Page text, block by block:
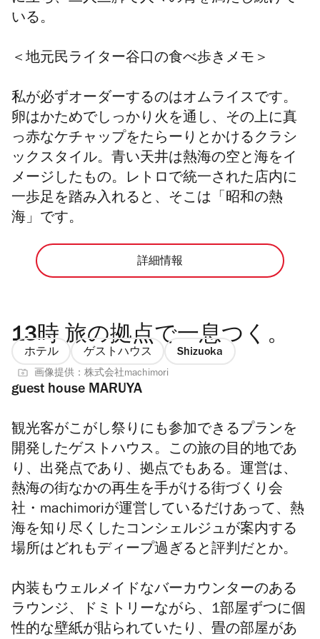
いる。
＜ 地元民ライター谷口の食べ歩きメモ＞
私が必ずオーダーするのはオムライスです。
卵はかためでしっかり火を通し、その上に真
っ赤なケチャップをたらーりとかけるクラシ
ックスタイル。青い天井は熱海の空と海をイ
メージしたもの。レトロで統一された店内に
一歩足を踏み入れると、そこは「昭和の熱
海」です。
詳細情報
13時 旅の拠点で一息つく。
ホテル ゲストハウス Shizuoka
画像提供：株式会社machimori
guest house MARUYA
観光客がこがし祭りにも参加できるプランを
開発したゲストハウス。この旅の目的地であ
り、出発点であり、拠点でもある。運営は、
熱海の街なかの再生を手がける街づくり会
社・machimoriが運営しているだけあって、熱
海を知り尽くしたコンシェルジュが案内する
場所はどれもディープ過ぎると評判だとか。
内装もウェルメイドなバーカウンターのある
ラウンジ、ドミトリーながら、1部屋ずつに個
性的な壁紙が貼られていたり、畳の部屋があ